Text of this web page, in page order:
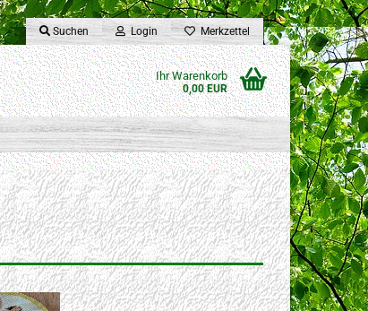
Suchen Login Merkzettel
Ihr Warenkorb
0,00 EUR